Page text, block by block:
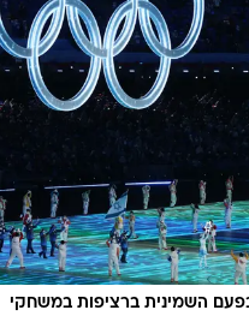
בפעם השמינית ברציפות במשחקי